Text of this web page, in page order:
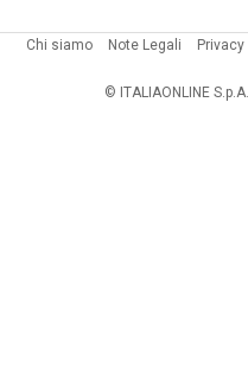
Chi siamo Note Legali Privacy
© ITALIAONLINE